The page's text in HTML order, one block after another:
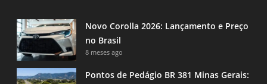
Novo Corolla 2026: Lançamento e Preço
no Brasil
8 meses ago
Pontos de Pedágio BR 381 Minas Gerais: